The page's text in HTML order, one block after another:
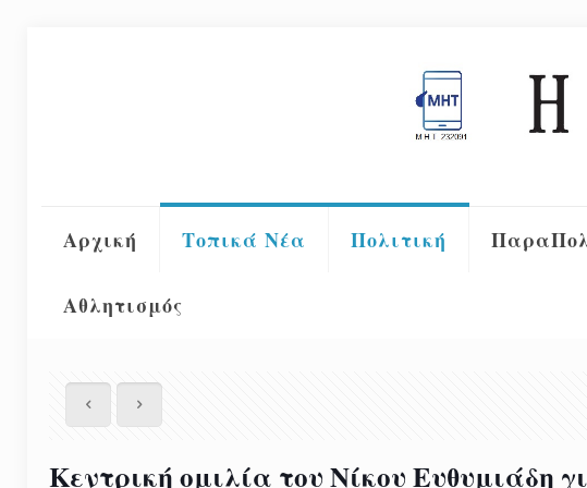
Αρχική Τοπικά Νέα Πολιτική
Αθλητισμός
Κεντρική ομιλία του Νίκου Ευθυμιάδη